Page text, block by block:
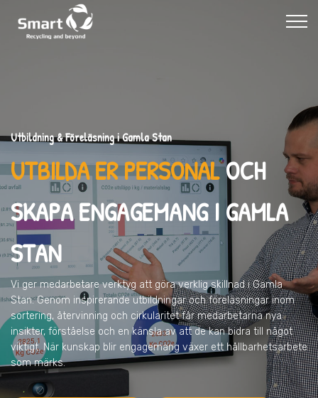
Utbildning & Föreläsning i Gamla Stan
UTBILDA ER PERSONALOCH
SKAPA ENGAGEMANG I GAMLA
STAN
Vi ger medarbetare verktyg att göra verklig skillnadi Gamla
Stan. Genom inspirerande utbildningar och föreläsningar inom
sortering, återvinning och cirkularitet får medarbetarna nya
insikter, förståelse och en känsla av att de kan bidra till något
viktigt. När kunskap blir engagemang växer ett hållbarhetsarbete
som märks.